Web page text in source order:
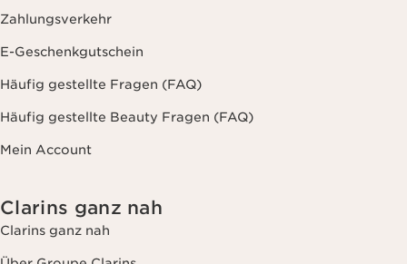
Zahlungsverkehr
E-Geschenkgutschein
Häufig gestellte Fragen (FAQ)
Häufig gestellte Beauty Fragen (FAQ)
Mein Account
Clarins ganz nah
Clarins ganz nah